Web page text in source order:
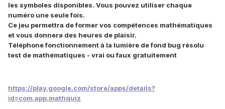
les symboles disponibles. Vous pouvez utiliser chaque
numéro une seule fois.
Ce jeu permettra de former vos compétences mathématiques
et vous donnera des heures de plaisir.
Téléphone fonctionnement à la lumière de fond bug résolu
test de mathématiques - vrai ou faux gratuitement
https://play.google.com/store/apps/details?
id=com.app.mathquiz